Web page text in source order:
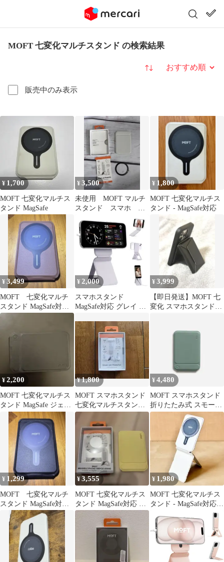
MOFT 七変化マルチスタンド の検索結果
販売中のみ表示
並び替え
¥ 1,700
MOFT 七変化マルチス
タンド MagSafe
¥3,500
未使用 MOFT マルチ
スタンド スマホ 撮
影用 三脚 持ち運
び ホワイト
¥ 1,800
MOFT 七変化マルチス
タンド - MagSafe対応
¥3,499
MOFT 七変化マルチ
スタンド MagSafe対
応 カード入れ付 カ
¥ 2,000
スマホスタンド
MagSafe対応 グレイ 新
チスタンド
¥3,999
【即日発送】MOFT 七
変化 スマホスタンド
¥2,200
MOFT 七変化マルチス
タンド MagSafe ジェッ
トブラック
¥1,800
MOFT スマホスタンド
七変化マルチスタンド
カード収納なし 【最終
価格】
¥4,480
MOFT スマホスタンド
折りたたみ式 スモーク
ターコイズ
¥ 1,299
MOFT 七変化マルチ
スタンド MagSafe対
応 カード入れ付き
¥3,555
MOFT 七変化マルチス
タンド MagSafe対応 イ
エロー
¥ 1,980
MOFT 七変化マルチス
タンド - MagSafe対応